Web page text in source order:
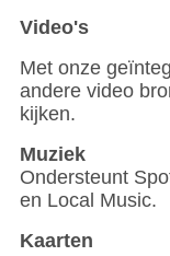
Video's
Met onze
andere video
kijken.
Muziek
Ondersteunt
en Local Music.
Kaarten